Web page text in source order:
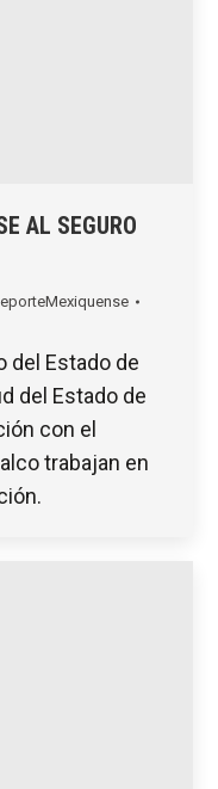
AL SEGURO
del Estado de
del Estado de
con el
trabajan en